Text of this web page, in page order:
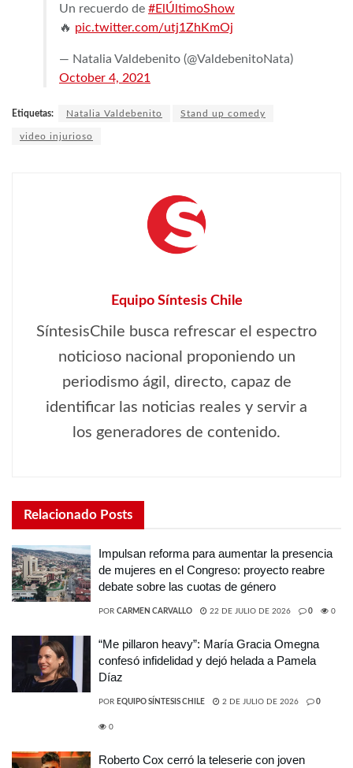
Un recuerdo de #ElÚltimoShow
🔥 pic.twitter.com/utj1ZhKmOj
— Natalia Valdebenito (@ValdebenitoNata)
October 4, 2021
Etiquetas: Natalia Valdebenito Stand up comedy
video injurioso
Equipo Síntesis Chile
SíntesisChile busca refrescar el espectro
noticioso nacional proponiendo un
periodismo ágil, directo, capaz de
identificar las noticias reales y servir a
los generadores de contenido.
Relacionado Posts
Impulsan reforma para aumentar la presencia
de mujeres en el Congreso: proyecto reabre
debate sobre las cuotas de género
POR CARMEN CARVALLO 22 DE JULIO DE 2026 0 0
“Me pillaron heavy”: María Gracia Omegna
confesó infidelidad y dejó helada a Pamela
Díaz
POR EQUIPO SÍNTESIS CHILE 2 DE JULIO DE 2026 0
0
Roberto Cox cerró la teleserie con joven